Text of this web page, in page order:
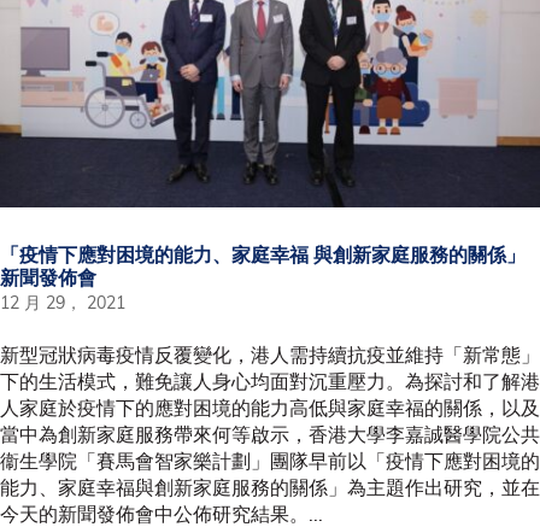
「疫情下應對困境的能力、家庭幸福 與創新家庭服務的關係」
新聞發佈會
12 月 29， 2021
新型冠狀病毒疫情反覆變化，港人需持續抗疫並維持「新常態」
下的生活模式，難免讓人身心均面對沉重壓力。為探討和了解港
人家庭於疫情下的應對困境的能力高低與家庭幸福的關係，以及
當中為創新家庭服務帶來何等啟示，香港大學李嘉誠醫學院公共
衞生學院「賽馬會智家樂計劃」團隊早前以「疫情下應對困境的
能力、家庭幸福與創新家庭服務的關係」為主題作出研究，並在
今天的新聞發佈會中公佈研究結果。...